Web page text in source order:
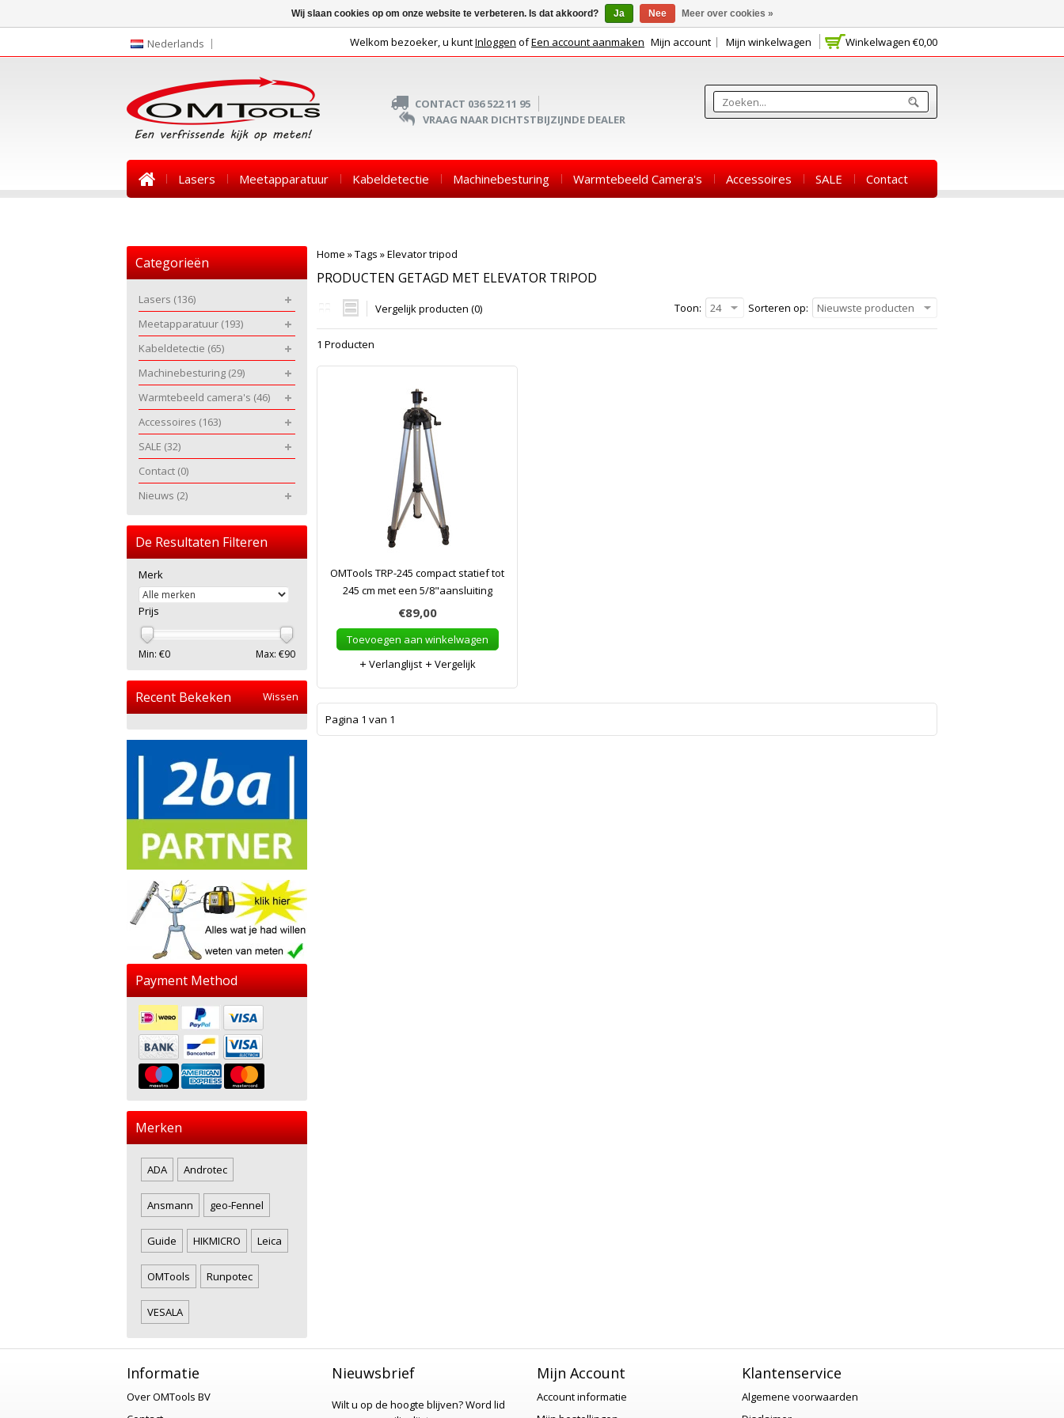
Nederlands Winkelwagen €0,00
Welkom bezoeker, u kuntInloggen ofEen account aanmaken Mijn account Mijn winkelwagen
CONTACT 036 522 11 95
VRAAG NAAR DICHTSTBIJZIJNDE DEALER
Lasers Meetapparatuur Kabeldetectie Machinebesturing Warmtebeeld Camera's Accessoires SALE Contact
Home »Tags »Elevator tripod
PRODUCTEN GETAGD MET ELEVATOR TRIPOD
Vergelijk producten (0) Sorteren op: Nieuwste producten
Toon: 24
1 Producten
OMTools TRP-245 compact statief tot
245 cm met een 5/8"aansluiting
€89,00
Toevoegen aan winkelwagen
Verlanglijst
Vergelijk
Pagina 1 van 1
Categorieën
Lasers (136)
Meetapparatuur (193)
Kabeldetectie (65)
Machinebesturing (29)
Warmtebeeld camera's (46)
Accessoires (163)
SALE (32)
Contact (0)
Nieuws (2)
De Resultaten Filteren
Merk
Prijs
Min: €0 Max: €90
Recent Bekeken Wissen
Payment Method
Merken
ADA Androtec
Ansmann geo-Fennel
Guide HIKMICRO Leica
OMTools Runpotec
VESALA
Informatie
Over OMTools BV
Nieuwsbrief
Wilt u op de hoogte blijven?Word lid
Mijn Account
Account informatie
Klantenservice
Algemene voorwaarden
Wij slaan cookies op om onze website te verbeteren. Is dat akkoord? Ja Nee Meer over cookies »